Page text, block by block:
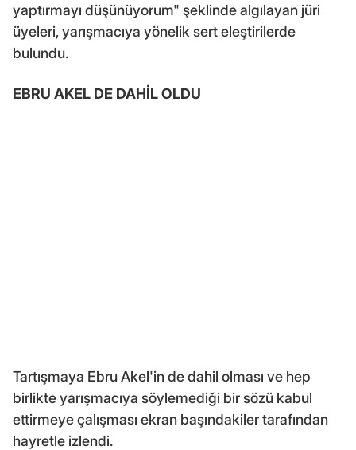
yaptırmayı düşünüyorum" şeklinde algılayan jüri
üyeleri, yarışmacıya yönelik sert eleştirilerde
bulundu.
EBRU AKEL DE DAHİL OLDU
Tartışmaya Ebru Akel'in de dahil olması ve hep
birlikte yarışmacıya söylemediği bir sözü kabul
ettirmeye çalışması ekran başındakiler tarafından
hayretle izlendi.